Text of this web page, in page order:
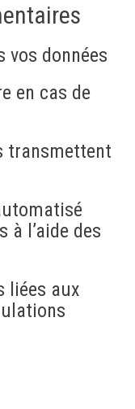
vos données
en cas de
transmettent
à l’aide des
liées aux